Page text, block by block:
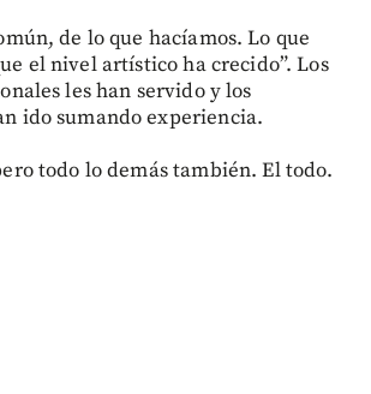
de lo que hacíamos. Lo que
el nivel artístico ha crecido”. Los
les han servido y los
ido sumando experiencia.
todo lo demás también. El todo.